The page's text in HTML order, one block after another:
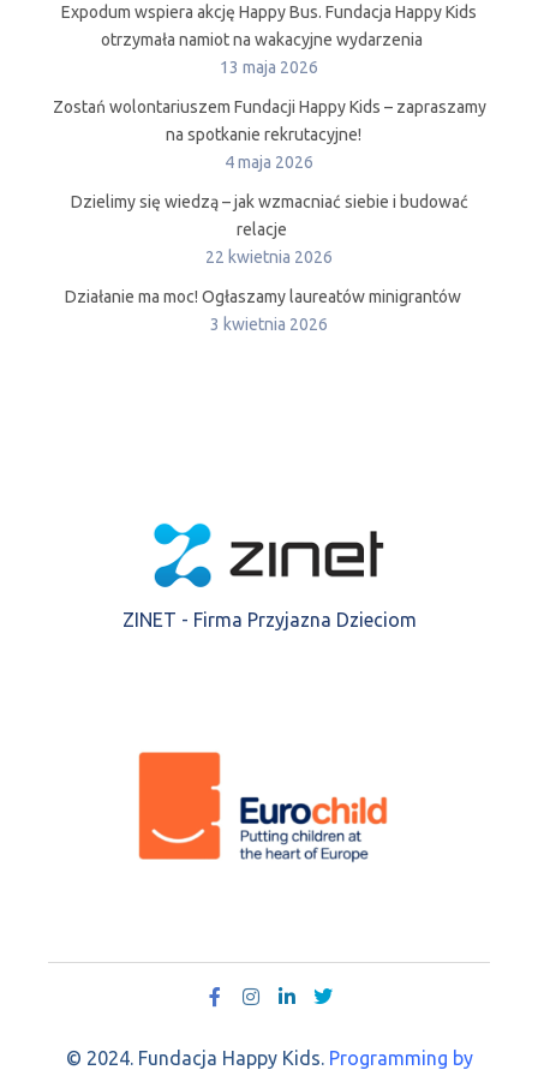
Expodum wspiera akcję Happy Bus. Fundacja Happy Kids
otrzymała namiot na wakacyjne wydarzenia
13 maja 2026
Zostań wolontariuszem Fundacji Happy Kids – zapraszamy
na spotkanie rekrutacyjne!
4 maja 2026
Dzielimy się wiedzą – jak wzmacniać siebie i budować
relacje
22 kwietnia 2026
Działanie ma moc! Ogłaszamy laureatów minigrantów
3 kwietnia 2026
ZINET - Firma Przyjazna Dzieciom
© 2024. Fundacja Happy Kids. Programming by